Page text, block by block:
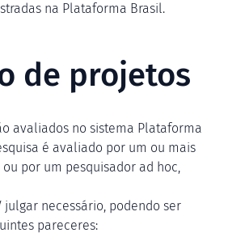
na Plataforma Brasil.
de projetos
avaliados no sistema Plataforma
é avaliado por um ou mais
ou por um pesquisador ad hoc,
julgar necessário, podendo ser
pareceres: